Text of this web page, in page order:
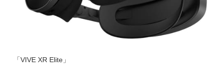
「VIVE XR Elite」